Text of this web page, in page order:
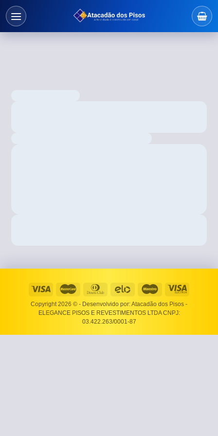
Copyright 2026 © - Desenvolvido por: Atacadão dos Pisos -
ELEGANCE PISOS E REVESTIMENTOS LTDA CNPJ:
03.422.263/0001-87